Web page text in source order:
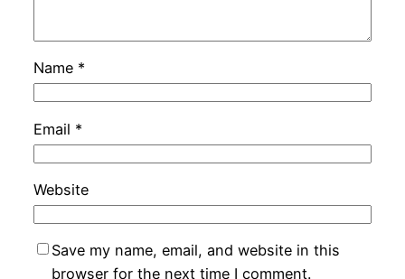
Name *
Email *
Website
Save my name, email, and website in this
browser for the next time I comment.